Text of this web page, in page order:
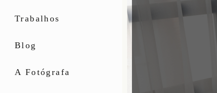
Trabalhos
Blog
A Fotógrafa